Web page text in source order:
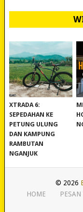
REVIEW POLYGON
XTRADA 6:
SEPEDAHAN KE
PETUNG ULUNG
DAN KAMPUNG
RAMBUTAN
NGANJUK
© 2026
HOME
PESAN